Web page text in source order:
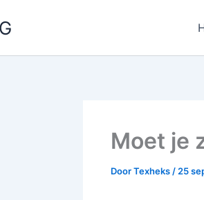
Moet je
DoorTexheks / 25